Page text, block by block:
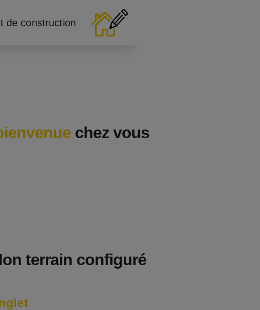
de construction
chez vous
terrain configuré